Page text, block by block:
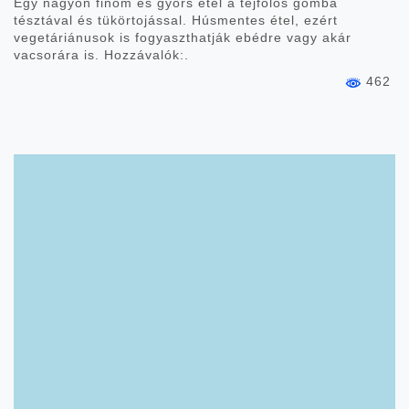
tésztával és tükörtojással. Húsmentes étel, ezért
vegetáriánusok is fogyaszthatják ebédre vagy akár
vacsorára is. Hozzávalók:.
462